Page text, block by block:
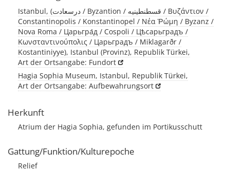
Istanbul, (درسعادت / Byzantion / قسطنطينيه / Βυζάντιον /
Constantinopolis / Konstantinopel / Νέα Ῥώμη / Byzanz /
Nova Roma / Царьгра́д / Cospoli / Цѣсарьградъ /
Κωνσταντινούπολις / Царьградъ / Miklagarðr /
Kostantiniyye), Istanbul (Provinz), Republik Türkei,
Art der Ortsangabe: Fundort
Hagia Sophia Museum, Istanbul, Republik Türkei,
Art der Ortsangabe: Aufbewahrungsort
Herkunft
Atrium der Hagia Sophia, gefunden im Portikusschutt
Gattung/Funktion/Kulturepoche
Relief